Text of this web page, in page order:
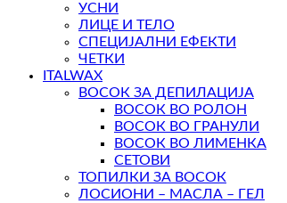
УСНИ
ЛИЦЕ И ТЕЛО
СПЕЦИЈАЛНИ ЕФЕКТИ
ЧЕТКИ
ITALWAX
ВОСОК ЗА ДЕПИЛАЦИЈА
ВОСОК ВО РОЛОН
ВОСОК ВО ГРАНУЛИ
ВОСОК ВО ЛИМЕНКА
СЕТОВИ
ТОПИЛКИ ЗА ВОСОК
ЛОСИОНИ – МАСЛА – ГЕЛ